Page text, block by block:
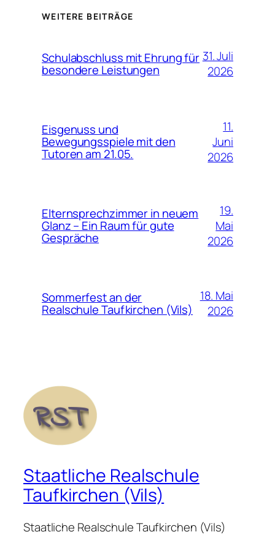
WEITERE BEITRÄGE
Schulabschluss mit Ehrung für
besondere Leistungen
31. Juli
2026
Eisgenuss und
Bewegungsspiele mit den
Tutoren am 21.05.
11.
Juni
2026
Elternsprechzimmer in neuem
Glanz – Ein Raum für gute
Gespräche
19.
Mai
2026
Sommerfest an der
Realschule Taufkirchen (Vils)
18. Mai
2026
Staatliche Realschule
Taufkirchen (Vils)
Staatliche Realschule Taufkirchen (Vils)